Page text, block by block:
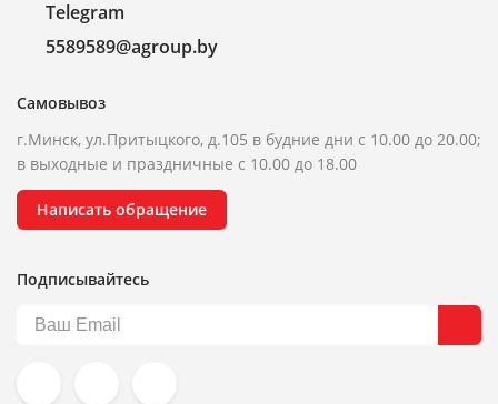
Telegram
5589589@agroup.by
Самовывоз
г.Минск, ул.Притыцкого, д.105 в будние дни с 10.00 до 20.00;
в выходные и праздничные с 10.00 до 18.00
Написать обращение
Подписывайтесь